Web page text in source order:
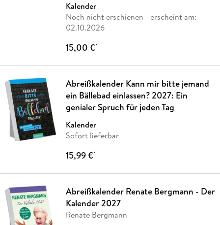
Kalender
Noch nicht erschienen - erscheint am:
02.10.2026
15,00 €*
Abreißkalender Kann mir bitte jemand
ein Bällebad einlassen? 2027: Ein
genialer Spruch für jeden Tag
Kalender
Sofort lieferbar
15,99 €*
Abreißkalender Renate Bergmann - Der
Kalender 2027
Renate Bergmann